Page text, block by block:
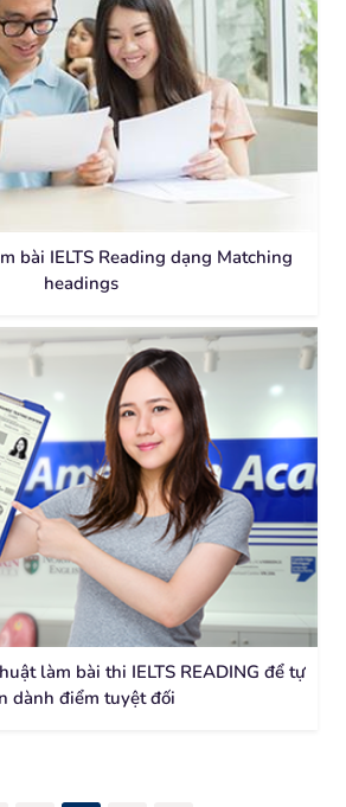
bài IELTS Reading dạng Matching
headings
làm bài thi IELTS READING để tự
dành điểm tuyệt đối